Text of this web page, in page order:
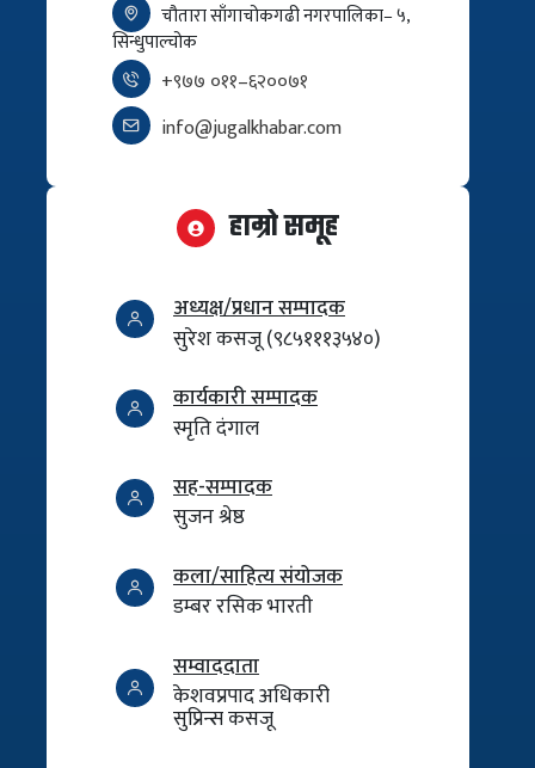
चौतारा साँगाचोकगढी नगरपालिका– ५,
सिन्धुपाल्चोक
+९७७ ०११–६२००७१
info@jugalkhabar.com
हाम्रो समूह
अध्यक्ष/प्रधान सम्पादक
सुरेश कसजू (९८५१११३५४०)
कार्यकारी सम्पादक
स्मृति दंगाल
सह-सम्पादक
सुजन श्रेष्ठ
कला/साहित्य संयोजक
डम्बर रसिक भारती
सम्वाददाता
केशवप्रपाद अधिकारी
सुप्रिन्स कसजू